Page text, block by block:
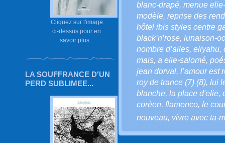
Cliquez sur l'image
ci-dessus pour en
savoir plus...
LA SOUFFRANCE D'UN
PERD SUBLIMEE...
blanc-drapé, menue
modèle, reprise des
hôtel ibis styles centre
black’n’rose, lunaison-
nombre d’ailes, eliyahu,
mais, a elie-salomé,
jean dorval, l’amour est
roy de trance (7) (8), lui
blanche, la place d'elie,
coréen, flamenco, le
nouveau, vivre avec ta-